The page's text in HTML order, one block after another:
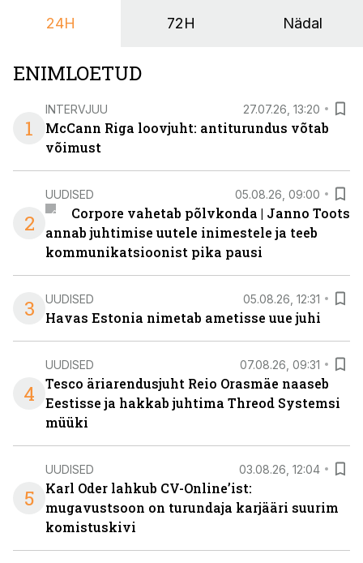
24H 72H Nädal
ENIMLOETUD
1
INTERVJUU 27.07.26, 13:20
McCann Riga loovjuht: antiturundus võtab
võimust
2
UUDISED 05.08.26, 09:00
Corpore vahetab põlvkonda | Janno Toots
annab juhtimise uutele inimestele ja teeb
kommunikatsioonist pika pausi
3 UUDISED 05.08.26, 12:31
Havas Estonia nimetab ametisse uue juhi
4
UUDISED 07.08.26, 09:31
Tesco äriarendusjuht Reio Orasmäe naaseb
Eestisse ja hakkab juhtima Threod Systemsi
müüki
5
UUDISED 03.08.26, 12:04
Karl Oder lahkub CV-Online’ist:
mugavustsoon on turundaja karjääri suurim
komistuskivi